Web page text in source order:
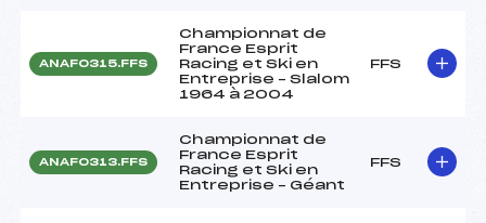
ANAF0315.FFS
Championnat de
France Esprit
Racing et Ski en
Entreprise – Slalom
1964 à 2004
FFS
ANAF0313.FFS
Championnat de
France Esprit
Racing et Ski en
Entreprise – Géant
FFS